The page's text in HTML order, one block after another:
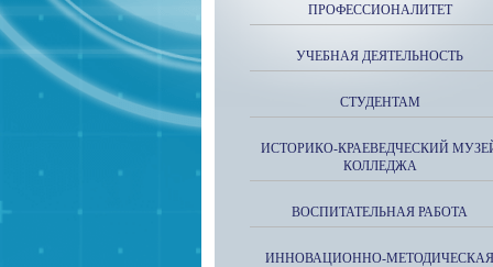
ПРОФЕССИОНАЛИТЕТ
УЧЕБНАЯ ДЕЯТЕЛЬНОСТЬ
СТУДЕНТАМ
ИСТОРИКО-КРАЕВЕДЧЕСКИЙ
КОЛЛЕДЖА
ВОСПИТАТЕЛЬНАЯ РАБОТА
ИННОВАЦИОННО-МЕТОДИЧЕСКАЯ